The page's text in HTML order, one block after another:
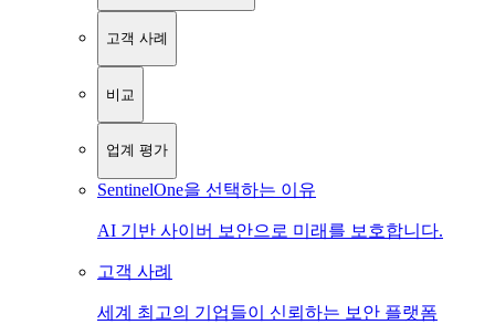
고객 사례
비교
업계 평가
SentinelOne을 선택하는 이유
AI 기반 사이버 보안으로 미래를 보호합니다.
고객 사례
세계 최고의 기업들이 신뢰하는 보안 플랫폼